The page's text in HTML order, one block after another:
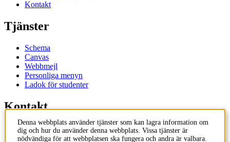
Kontakt
Tjänster
Schema
Canvas
Webbmejl
Personliga menyn
Ladok för studenter
Kontakt
Kontakta utbildningsprogram
Kontakta kurs
Denna webbplats använder tjänster som kan lagra information om
dig och hur du använder denna webbplats. Vissa tjänster är
nödvändiga för att webbplatsen ska fungera och andra är valbara.